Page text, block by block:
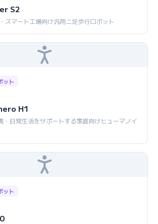
S2
スマート工場向け汎用二足歩行ロボット
ット
H1
・日常生活をサポートする家庭向けヒューマノイ
ット